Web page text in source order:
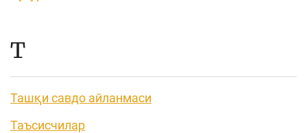
Т
Ташқи савдо айланмаси
Таъсисчилар